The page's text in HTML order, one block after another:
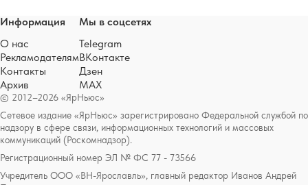
© 2012–2026 «ЯрНьюс»
Сетевое издание «ЯрНьюс» зарегистрировано Федеральной службой по
надзору в сфере связи, информационных технологий и массовых
коммуникаций (Роскомнадзор).
Регистрационный номер ЭЛ № ФС 77 - 73566
Учредитель ООО «ВН-Ярославль», главный редактор Иванов Андрей
Информация
О нас
Рекламодателям
Контакты
Архив
Мы в соцсетях
Telegram
ВКонтакте
Дзен
MAX